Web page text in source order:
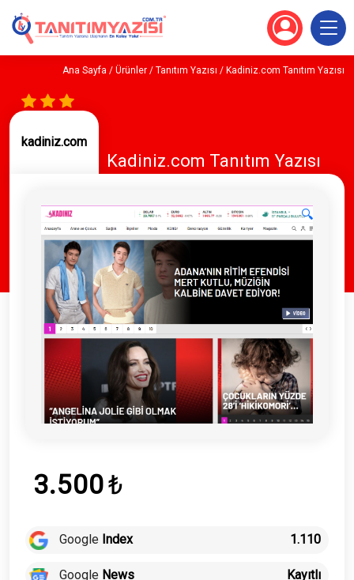
Ana Sayfa / Ürünler / Tanıtım Yazısı / Kadiniz.com Tanıtım Yazısı
kadiniz.com
Kadiniz.com Tanıtım Yazısı
🔍
3.500₺
Google Index 1.110
Google News Kayıtlı